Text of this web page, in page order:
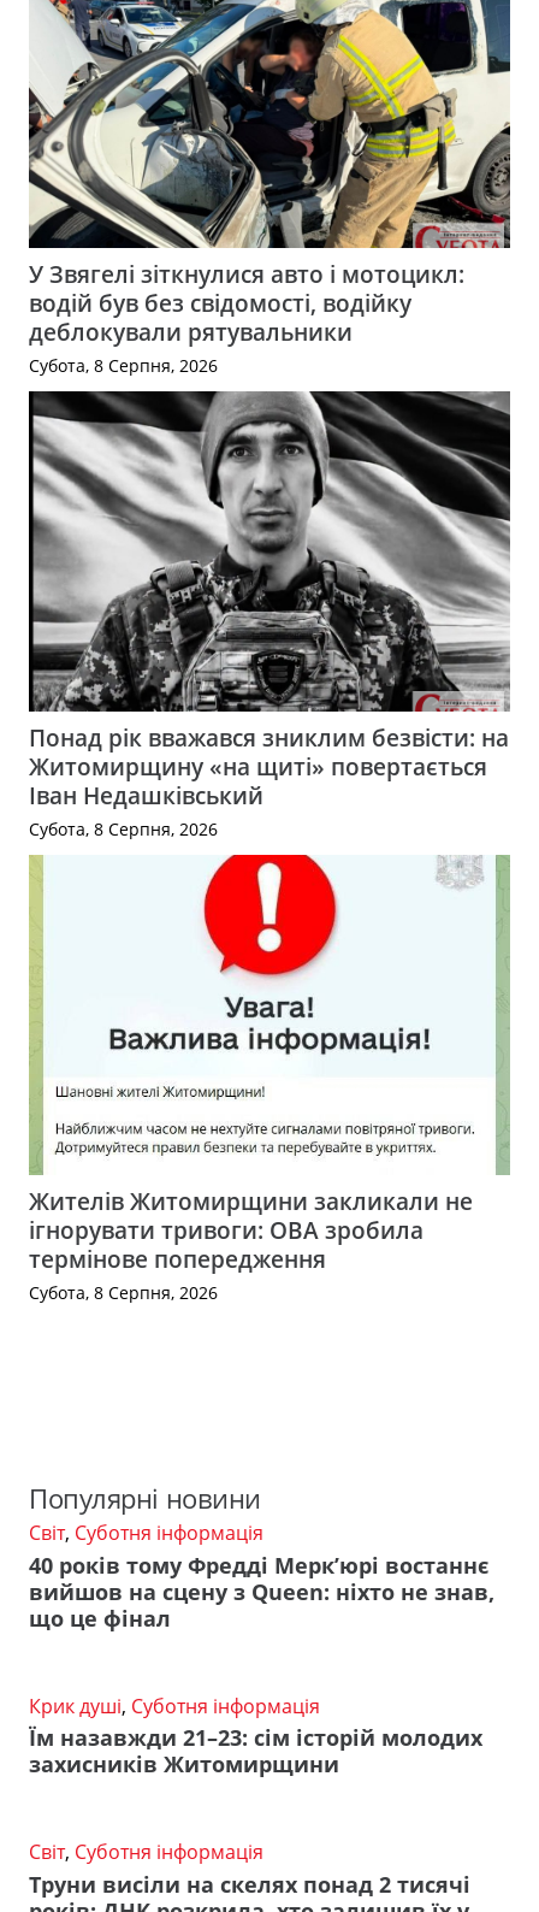
У Звягелі зіткнулися авто і мотоцикл:
водій був без свідомості, водійку
деблокували рятувальники
Субота, 8 Серпня, 2026
Понад рік вважався зниклим безвісти: на
Житомирщину «на щиті» повертається
Іван Недашківський
Субота, 8 Серпня, 2026
Жителів Житомирщини закликали не
ігнорувати тривоги: ОВА зробила
термінове попередження
Субота, 8 Серпня, 2026
Популярні новини
Світ, Суботня інформація
40 років тому Фредді Мерк’юрі востаннє
вийшов на сцену з Queen: ніхто не знав,
що це фінал
Крик душі, Суботня інформація
Їм назавжди 21–23: сім історій молодих
захисників Житомирщини
Світ, Суботня інформація
Труни висіли на скелях понад 2 тисячі